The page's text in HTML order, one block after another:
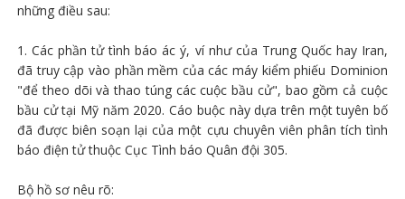
những điều sau:
1. Các phần tử tình báo ác ý, ví như của Trung Quốc hay Iran,
đã truy cập vào phần mềm của các máy kiểm phiếu Dominion
"để theo dõi và thao túng các cuộc bầu cử", bao gồm cả cuộc
bầu cử tại Mỹ năm 2020. Cáo buộc này dựa trên một tuyên bố
đã được biên soạn lại của một cựu chuyên viên phân tích tình
báo điện tử thuộc Cục Tình báo Quân đội 305.
Bộ hồ sơ nêu rõ: